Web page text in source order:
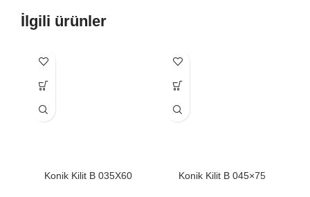
İlgili ürünler
Konik Kilit B 035X60 Konik Kilit B 045×75